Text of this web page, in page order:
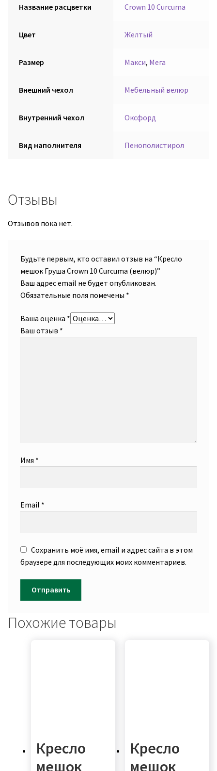
Название расцветки Crown 10 Curcuma
Цвет Желтый
Размер Макси, Мега
Внешний чехол Мебельный велюр
Внутренний чехол Оксфорд
Вид наполнителя Пенополистирол
Отзывы
Отзывов пока нет.
Будьте первым, кто оставил отзыв на “Кресло
мешок Груша Crown 10 Curcuma (велюр)”
Ваш адрес email не будет опубликован.
Обязательные поля помечены *
Ваша оценка *
Ваш отзыв *
Имя *
Email *
Сохранить моё имя, email и адрес сайта в этом
браузере для последующих моих комментариев.
Похожие товары
Кресло
мешок
Кресло
мешок